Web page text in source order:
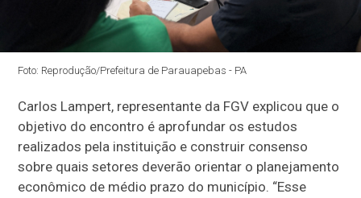
Foto: Reprodução/Prefeitura de Parauapebas - PA
Carlos Lampert, representante da FGV explicou que o
objetivo do encontro é aprofundar os estudos
realizados pela instituição e construir consenso
sobre quais setores deverão orientar o planejamento
econômico de médio prazo do município. “Esse